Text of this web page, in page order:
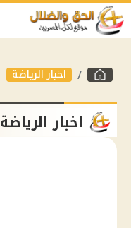
اخبار الرياضة
اخبار الرياضة